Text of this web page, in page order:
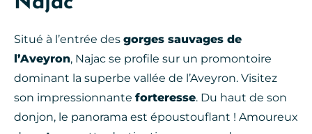
Situé à l’entrée des gorges sauvages de
l’Aveyron, Najac se profile sur un promontoire
dominant la superbe vallée de l’Aveyron. Visitez
son impressionnante forteresse. Du haut de son
donjon, le panorama est époustouflant ! Amoureux